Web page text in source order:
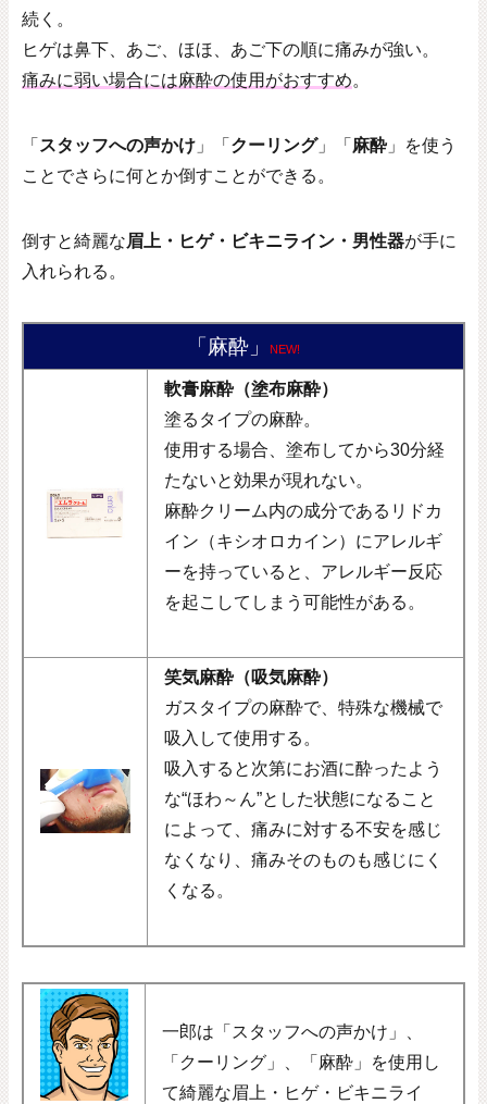
続く。
ヒゲは鼻下、あご、ほほ、あご下の順に痛みが強い。
痛みに弱い場合には麻酔の使用がおすすめ。
「 スタッフへの声かけ 」「 クーリング」「 麻酔 」を使う
ことでさらに何とか倒すことができる。
倒すと綺麗な眉上・ヒゲ・ビキニライン・男性器が手に
入れられる。
「麻酔」 NEW!
軟膏麻酔（塗布麻酔）
塗るタイプの麻酔。
使用する場合、塗布してから30分経
たないと効果が現れない。
麻酔クリーム内の成分であるリドカ
イン（キシオロカイン）にアレルギ
ーを持っていると、アレルギー反応
を起こしてしまう可能性がある。
笑気麻酔（吸気麻酔）
ガスタイプの麻酔で、特殊な機械で
吸入して使用する。
吸入すると次第にお酒に酔ったよう
な“ほわ～ん”とした状態になること
によって、痛みに対する不安を感じ
なくなり、痛みそのものも感じにく
くなる。
一郎は「スタッフへの声かけ」、
「クーリング」、「麻酔」を使用し
て綺麗な眉上・ヒゲ・ビキニライ